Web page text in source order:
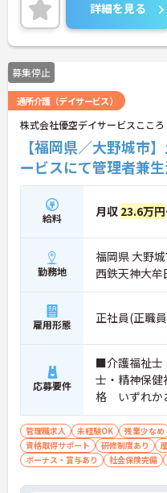
勤続表彰制度や退職金制度が
く働きやすい環境が整って
は、面接ポイントをお伝えし
連絡ください。
詳細を見る
募集停止
通所介護（デイサービス）
株式会社優空デイサービスこころ
【福岡県／大野城市
ービスにて管理者兼
給料 月収 23.6万円
勤務地
福岡県 大野
西鉄天神大
雇用形態 正社員(正職
応募要件
■介護福祉士
士・精神保
格 いずれか
る方（入力
実務経験歓迎
定可）
管理職求人 未経験OK 残業少なめ
資格取得サポート
研修制度あり
ボーナス・賞与あり
社会保険完備